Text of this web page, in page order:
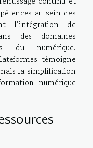
au sein des
l’intégration de
des domaines
du numérique.
témoigne
la simplification
numérique